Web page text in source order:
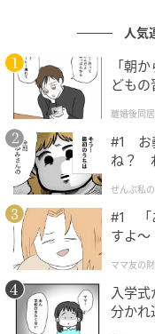
【ユニクロ】「UV
カ」¥3,990（税込
やや透け感のある
カ。UVカット機能
り、お出かけ時に持
開き部分にゴムを内
たフードなど、雨を
ます。オーバーサイ
ピースの上からガバ
ーコードを絞った、
しもおすすめ。
人気
「朝
どもの
離婚後同居
#1 お
ね？
ぜんぶ私
#1 「
すよ〜
ママ友の
入学
分かれ